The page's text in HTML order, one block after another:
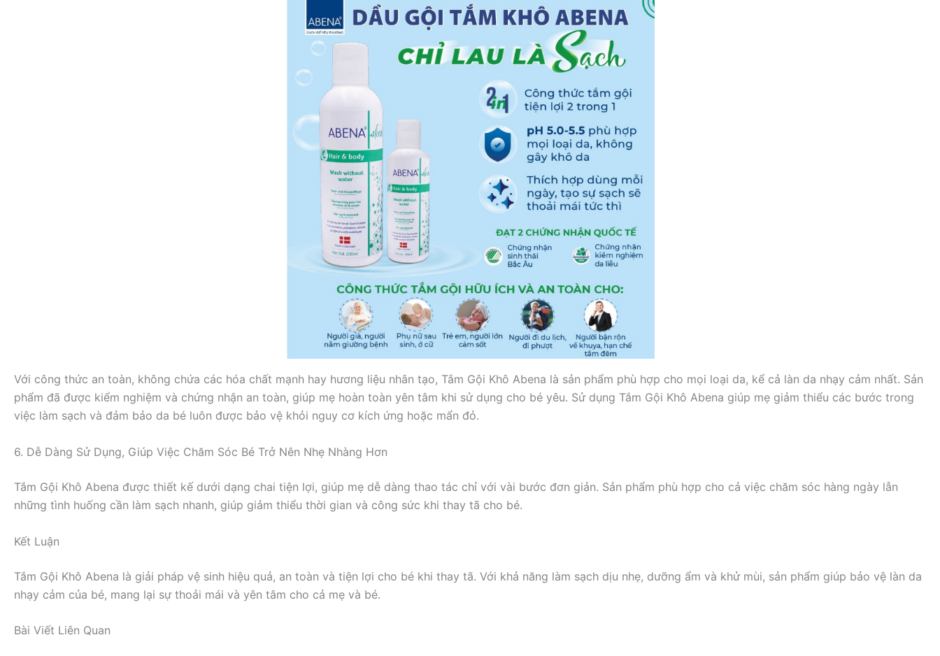
Với công thức an toàn, không chứa các hóa chất mạnh hay hương liệu nhân tạo, Tắm Gội Khô Abena là sản phẩm phù hợp cho mọi loại da, kể cả làn da nhạy cảm nhất. Sản
phẩm đã được kiểm nghiệm và chứng nhận an toàn, giúp mẹ hoàn toàn yên tâm khi sử dụng cho bé yêu. Sử dụng Tắm Gội Khô Abena giúp mẹ giảm thiểu các bước trong
việc làm sạch và đảm bảo da bé luôn được bảo vệ khỏi nguy cơ kích ứng hoặc mẩn đỏ.
6. Dễ Dàng Sử Dụng, Giúp Việc Chăm Sóc Bé Trở Nên Nhẹ Nhàng Hơn
Tắm Gội Khô Abena được thiết kế dưới dạng chai tiện lợi, giúp mẹ dễ dàng thao tác chỉ với vài bước đơn giản. Sản phẩm phù hợp cho cả việc chăm sóc hàng ngày lẫn
những tình huống cần làm sạch nhanh, giúp giảm thiểu thời gian và công sức khi thay tã cho bé.
Kết Luận
Tắm Gội Khô Abena là giải pháp vệ sinh hiệu quả, an toàn và tiện lợi cho bé khi thay tã. Với khả năng làm sạch dịu nhẹ, dưỡng ẩm và khử mùi, sản phẩm giúp bảo vệ làn da
nhạy cảm của bé, mang lại sự thoải mái và yên tâm cho cả mẹ và bé.
Bài Viết Liên Quan